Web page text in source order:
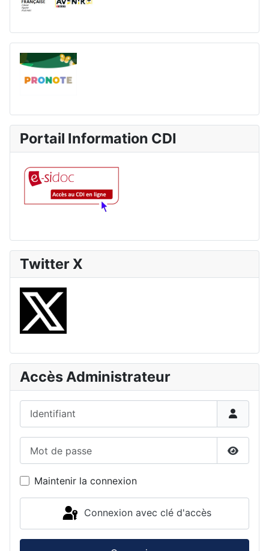
Portail Information CDI
Twitter X
Accès Administrateur
Maintenir la connexion
Connexion avec clé d'accès